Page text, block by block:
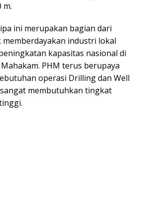
m.
ini merupakan bagian dari
industri lokal
kapasitas nasional di
PHM terus berupaya
operasi Drilling dan Well
membutuhkan tingkat